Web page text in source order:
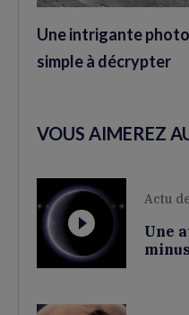
Une intrigante
simple à décrypter
VOUS AIMEREZ
Actu
Une